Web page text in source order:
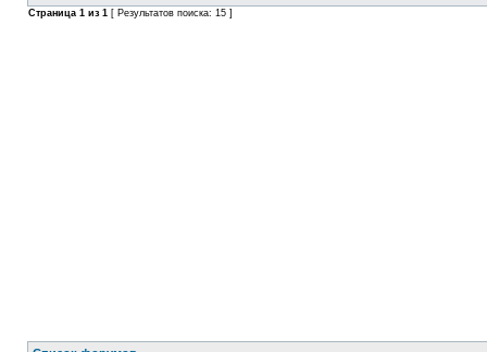
Страница 1 из 1 [ Результатов поиска: 15 ]